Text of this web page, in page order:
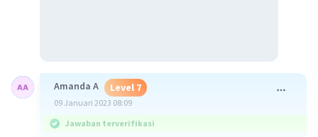
Amanda A Level 7
09 Januari 2023 08:09
Jawaban terverifikasi